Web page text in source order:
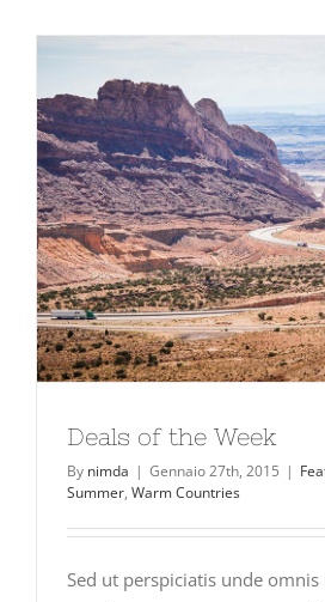
Deals of the Week
By nimda | Gennaio 27th, 2015 |
Summer, Warm Countries
Sed ut perspiciatis unde